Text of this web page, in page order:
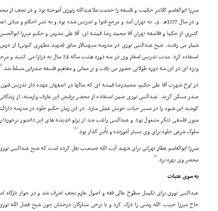
میرزا ابوالقاسم کلانتر حکمت و فلسفه را خدمت ملاعبدالله زنوزى آموخته بود و در نجف
و در سال 1277هـ .ق. به تهران آمد و مرجع فتوا و تدریس شده بود و به نشر احکام و مبانى اعتقادى اشتغال داشت.
کثیرى از حکما و فلاسفه تهران آقا محمد رضا قمشه اى، آقا على مدرس و حکیم میرزا
شمار مى رفتند. شیخ عبدالنبى نورى در مدرسه سپهسالار سابق (شهید مطهرى کنونى) از
استفاده کرد. مدت تدریس اسفار وى در سه دوره
ویژه اى در این سه دوره طولانى حضور مى یافت و بر معانى و مفاهیم فلسفه صدرایى مسلط شد.[3]
در اوج شهرت آقا على حکیم، محمدرضا قمشه اى که سالها در اصفهان عهده دار تدریس
صدر مسکن گزید. عبدالنبى نورى ضمن استفاده از محضر پرفیض این عارف وارسته، از
کوشید این شیوه را در مسیر حیات خویش عملى سازد. در این زمان حکیم جلوه در مدرسه
متون فلسفى دیگر مشغول بود و عبدالنبى راغب شد از پرتو اندیشه هاى این دانشور
سلوک شرعى جلوه براى وى بسیار آموزنده و تأثیر گذار بود.[4]
میرزا ابوالقاسم عطار تهرانى براى شهید آیت الله دستغیب نقل کرده است که شیخ عبدالنبى
محضر وى بهره برد.[5]
به سوى عتبات
عبدالنبى نورى براى تکمیل سطوح عالى فقه و اصول عازم نجف اشرف شد و در جوار بارگاه
حاج میرزا حبیب الله رشتى را درک کرد و با برخى ستارگان درخشان چون شیخ فضل الله